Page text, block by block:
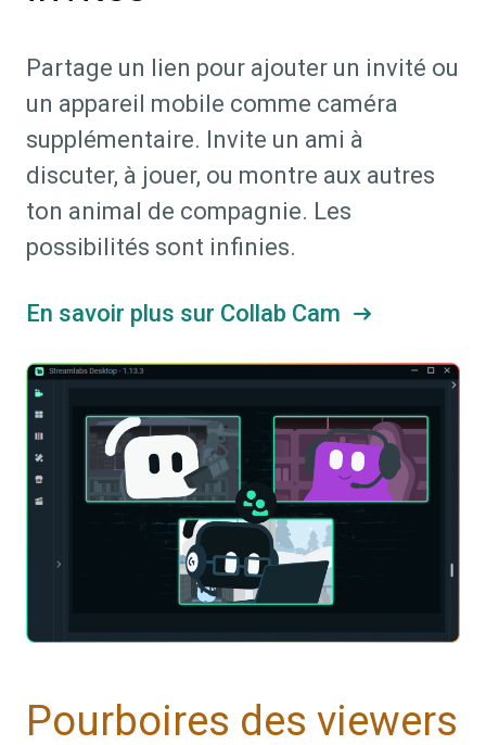
Partage un lien pour ajouter un invité ou
un appareil mobile comme caméra
supplémentaire. Invite un ami à
discuter, à jouer, ou montre aux autres
ton animal de compagnie. Les
possibilités sont infinies.
En savoir plus sur Collab Cam
Pourboires des viewers